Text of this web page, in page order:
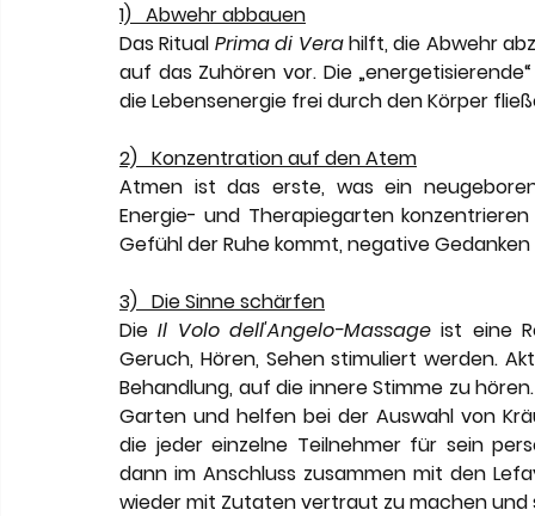
1)   Abwehr abbauen
Das Ritual Prima di Vera hilft, die Abwehr
auf das Zuhören vor. Die
die Lebensenergie frei durch den Körper
2)   Konzentration auf den Atem
Atmen ist das erste, was ein
Energie- und Therapiegarten
Gefühl der Ruhe kommt, negative
3)   Die Sinne schärfen
Die Il Volo dell'Angelo-Massage ist eine
Geruch, Hören, Sehen stimuliert werden.
Behandlung, auf die innere Stimme zu
Garten und helfen bei der Auswahl von
die jeder einzelne Teilnehmer für sein
dann im Anschluss zusammen mit den
wieder mit Zutaten vertraut zu machen und